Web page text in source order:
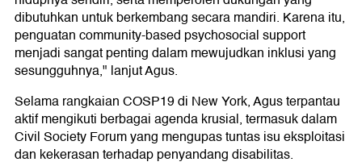
dibutuhkan untuk berkembang secara mandiri. Karena itu,
penguatan community-based psychosocial support
menjadi sangat penting dalam mewujudkan inklusi yang
sesungguhnya," lanjut Agus.
Selama rangkaian COSP19 di New York, Agus terpantau
aktif mengikuti berbagai agenda krusial, termasuk dalam
Civil Society Forum yang mengupas tuntas isu eksploitasi
dan kekerasan terhadap penyandang disabilitas.